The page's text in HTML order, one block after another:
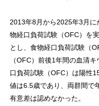
2013年8月から2025年3月
物経口負荷試験（OFC）を
とし、食物経口負荷試験（
（OFC）前後1年間の血清
口負荷試験（OFC）は陽性
値は6.5歳であり、両群間で
有意差は認めなかった。